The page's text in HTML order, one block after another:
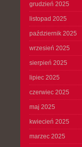
grudzień 2025
listopad 2025
październik 2025
wrzesień 2025
sierpień 2025
lipiec 2025
czerwiec 2025
maj 2025
kwiecień 2025
marzec 2025